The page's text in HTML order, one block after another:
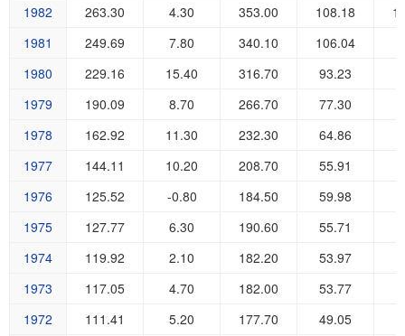
1982
263.30 4.30 353.00 108.18
1981
249.69 7.80 340.10 106.04
1980
229.16 15.40 316.70 93.23
1979
190.09 8.70 266.70 77.30
1978
162.92 11.30 232.30 64.86
1977
144.11 10.20 208.70 55.91
1976
125.52 -0.80 184.50 59.98
1975
127.77 6.30 190.60 55.71
1974
119.92 2.10 182.20 53.97
1973
117.05 4.70 182.00 53.77
1972
111.41 5.20 177.70 49.05